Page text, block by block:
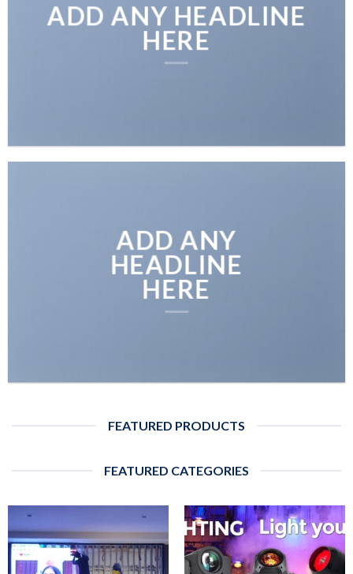
ADD ANY HEADLINE
HERE
ADD ANY
HEADLINE
HERE
FEATURED PRODUCTS
FEATURED CATEGORIES